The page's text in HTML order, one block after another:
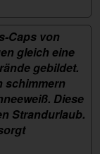
Caps von
gleich eine
gebildet.
schimmern
Diese
Strandurlaub.